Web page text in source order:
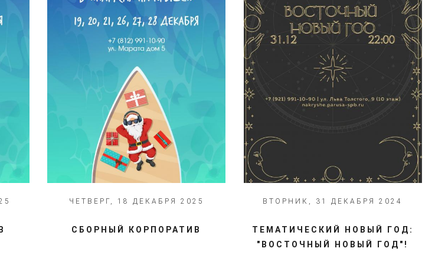
ЧЕТВЕРГ, 18 ДЕКАБРЯ 2025
СБОРНЫЙ КОРПОРАТИВ
ВТОРНИК, 31 ДЕКАБРЯ 2024
ТЕМАТИЧЕСКИЙ НОВЫЙ ГОД:
"ВОСТОЧНЫЙ НОВЫЙ ГОД"!